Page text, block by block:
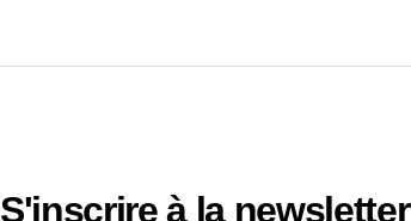
S'inscrire à la newsletter